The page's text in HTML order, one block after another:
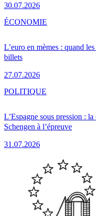
30.07.2026
L’euro en mèmes : quand
billets
27.07.2026
ÉCONOMIE
L’Espagne sous pression :
Schengen à l’épreuve
31.07.2026
POLITIQUE